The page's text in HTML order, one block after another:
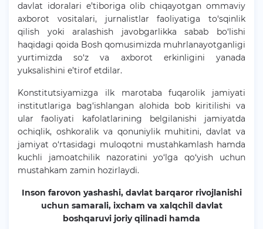
davlat idoralari e’tiboriga olib chiqayotgan ommaviy
axborot vositalari, jurnalistlar faoliyatiga to‘sqinlik
qilish yoki aralashish javobgarlikka sabab bo‘lishi
haqidagi qoida Bosh qomusimizda muhrlanayotganligi
yurtimizda so‘z va axborot erkinligini yanada
yuksalishini e’tirof etdilar.
Konstitutsiyamizga ilk marotaba fuqarolik jamiyati
institutlariga bag‘ishlangan alohida bob kiritilishi va
ular faoliyati kafolatlarining belgilanishi jamiyatda
ochiqlik, oshkoralik va qonuniylik muhitini, davlat va
jamiyat o‘rtasidagi muloqotni mustahkamlash hamda
kuchli jamoatchilik nazoratini yo‘lga qo‘yish uchun
mustahkam zamin hozirlaydi.
Inson farovon yashashi, davlat barqaror rivojlanishi
uchun samarali, ixcham va xalqchil davlat
boshqaruvi joriy qilinadi hamda